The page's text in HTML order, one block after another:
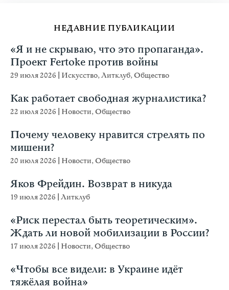
НЕДАВНИЕ ПУБЛИКАЦИИ
«Я и не скрываю, что это пропаганда».
Проект Fertoke против войны
29 июля 2026 Искусство,Литклуб,Общество
Как работает свободная журналистика?
22 июля 2026 Новости,Общество
Почему человеку нравится стрелять по
мишени?
20 июля 2026 Новости,Общество
Яков Фрейдин. Возврат в никуда
19 июля 2026 Литклуб
«Риск перестал быть теоретическим».
Ждать ли новой мобилизации в России?
17 июля 2026 Новости,Общество
«Чтобы все видели: в Украине идёт
тяжёлая война»